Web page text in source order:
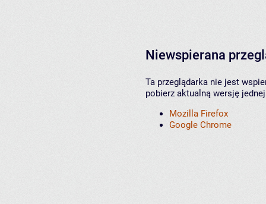
Niewspierana
Ta przeglądarka nie jest
pobierz aktualną wersję
Mozilla Firefox
Google Chrome